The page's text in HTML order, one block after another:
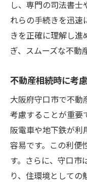
守口市の
び方
相続完了
ント
要ポイント
成功する
相続税の
守口市の
遺産分割
ョン術
し、専門の司法書
れらの手続きを迅速
きを正確に理解し
ぎ、スムーズな不動
不動産相続時に考
大阪府守口市で不動
考慮することが重要
阪電車や地下鉄が利
容易です。この利便
す。さらに、守口市
り、住環境としての